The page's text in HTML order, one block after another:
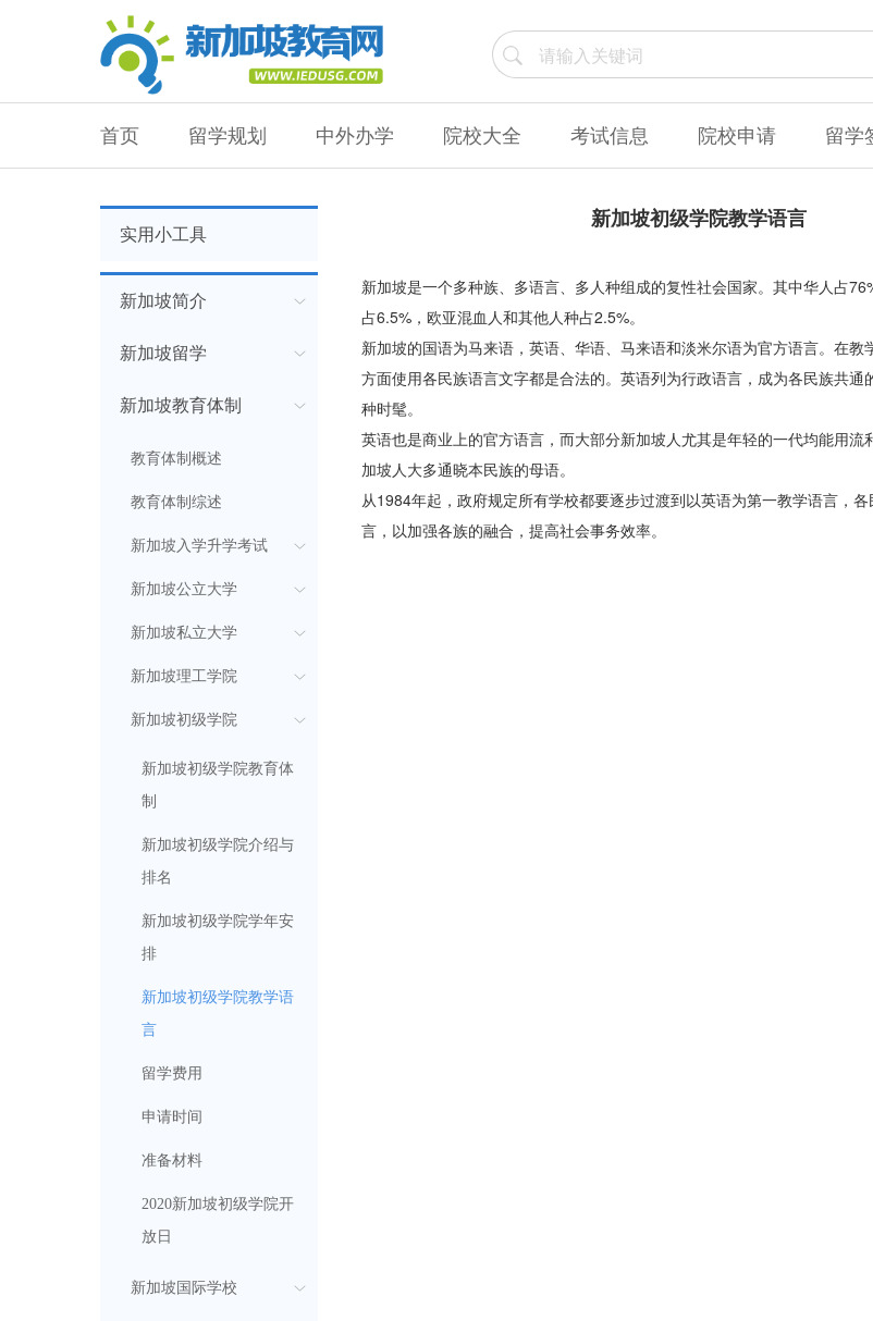
首页 留学规划 中外办学 院校大全 考试信息 院校申请 留学
实用小工具
新加坡简介
新加坡留学
新加坡教育体制
教育体制概述
教育体制综述
新加坡入学升学考试
新加坡公立大学
新加坡私立大学
新加坡理工学院
新加坡初级学院
新加坡初级学院教育体
制
新加坡初级学院介绍与
排名
新加坡初级学院学年安
排
新加坡初级学院教学语
言
留学费用
申请时间
准备材料
2020新加坡初级学院开
放日
新加坡国际学校
新加坡初级学院教学语言
新加坡是一个多种族、多语言、多人种组成的复性社会国家。其中华人占
占6.5%，欧亚混血人和其他人种占2.5%。
新加坡的国语为马来语，英语、华语、马来语和淡米尔语为官方语言。在教
方面使用各民族语言文字都是合法的。英语列为行政语言，成为各民族共通
种时髦。
英语也是商业上的官方语言，而大部分新加坡人尤其是年轻的一代均能用流
加坡人大多通晓本民族的母语。
从1984年起，政府规定所有学校都要逐步过渡到以英语为第一教学语言，
言，以加强各族的融合，提高社会事务效率。